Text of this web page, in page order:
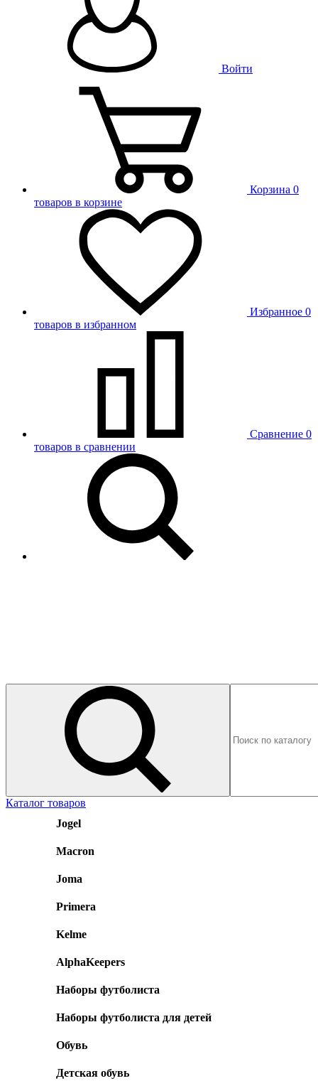
Войти
Корзина 0
товаров в корзине
Избранное 0
товаров в избранном
Сравнение 0
товаров в сравнении
Каталог товаров
Jogel
Macron
Joma
Primera
Kelme
AlphaKeepers
Наборы футболиста
Наборы футболиста для детей
Обувь
Детская обувь